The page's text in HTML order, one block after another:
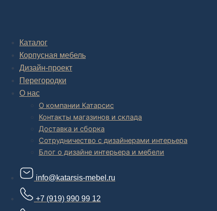
Каталог
Корпусная мебель
Дизайн-проект
Перегородки
О нас
О компании Катарсис
Контакты магазинов и склада
Доставка и сборка
Сотрудничество с дизайнерами интерьера
Блог о дизайне интерьера и мебели
info@katarsis-mebel.ru
+7 (919) 990 99 12
В салоне мебели
есть и готовые товары, которые можем доставить уже сегодня, и
корпусная мебель на заказ, включая кухни.